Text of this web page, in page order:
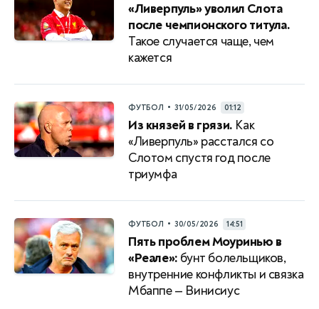
«Ливерпуль» уволил Слота
после чемпионского титула.
Такое случается чаще, чем
кажется
ФУТБОЛ • 31/05/2026 01:12
Из князей в грязи. Как
«Ливерпуль» расстался со
Слотом спустя год после
триумфа
ФУТБОЛ • 30/05/2026 14:51
Пять проблем Моуринью в
«Реале»: бунт болельщиков,
внутренние конфликты и связка
Мбаппе — Винисиус